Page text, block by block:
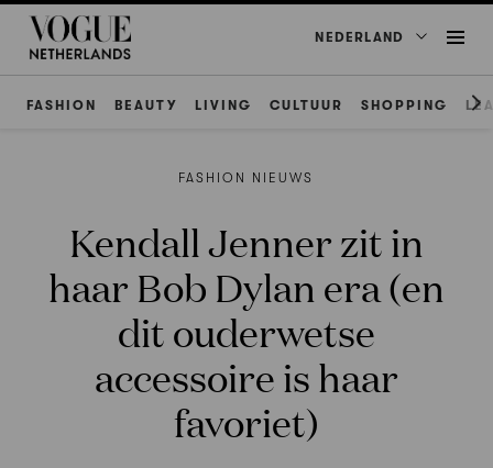
NEDERLAND
FASHION BEAUTY LIVING CULTUUR SHOPPING
FASHION NIEUWS
Kendall Jenner zit in
haar Bob Dylan era (en
dit ouderwetse
accessoire is haar
favoriet)